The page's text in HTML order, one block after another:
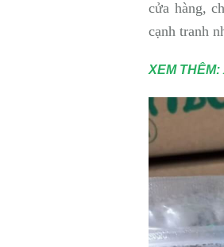
cửa hàng,
cạnh tranh
XEM THÊM: